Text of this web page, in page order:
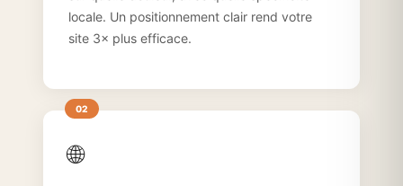
locale. Un positionnement clair rend votre
site 3× plus efficace.
🌐